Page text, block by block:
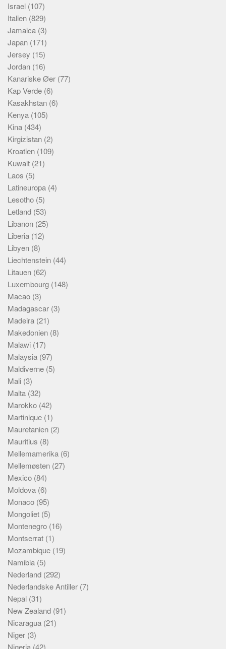
Israel (107)
Italien (829)
Jamaica (3)
Japan (171)
Jersey (15)
Jordan (16)
Kanariske Øer (77)
Kap Verde (6)
Kasakhstan (6)
Kenya (105)
Kina (434)
Kirgizistan (2)
Kroatien (109)
Kuwait (21)
Laos (5)
Latineuropa (4)
Lesotho (5)
Letland (53)
Libanon (25)
Liberia (12)
Libyen (8)
Liechtenstein (44)
Litauen (62)
Luxembourg (148)
Macao (3)
Madagascar (3)
Madeira (21)
Makedonien (8)
Malawi (17)
Malaysia (97)
Maldiverne (5)
Mali (3)
Malta (32)
Marokko (42)
Martinique (1)
Mauretanien (2)
Mauritius (8)
Mellemamerika (6)
Mellemøsten (27)
Mexico (84)
Moldova (6)
Monaco (95)
Mongoliet (5)
Montenegro (16)
Montserrat (1)
Mozambique (19)
Namibia (5)
Nederland (292)
Nederlandske Antiller (7)
Nepal (31)
New Zealand (91)
Nicaragua (21)
Niger (3)
Nigeria (42)